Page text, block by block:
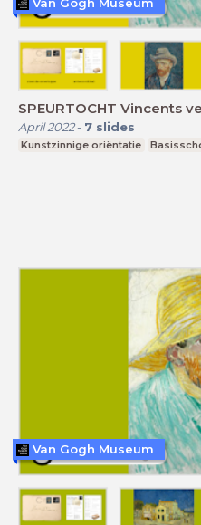
SPEURTOCHT Vincents
April 2022- 7 slides
Kunstzinnige oriëntatie
Van Gogh Museum